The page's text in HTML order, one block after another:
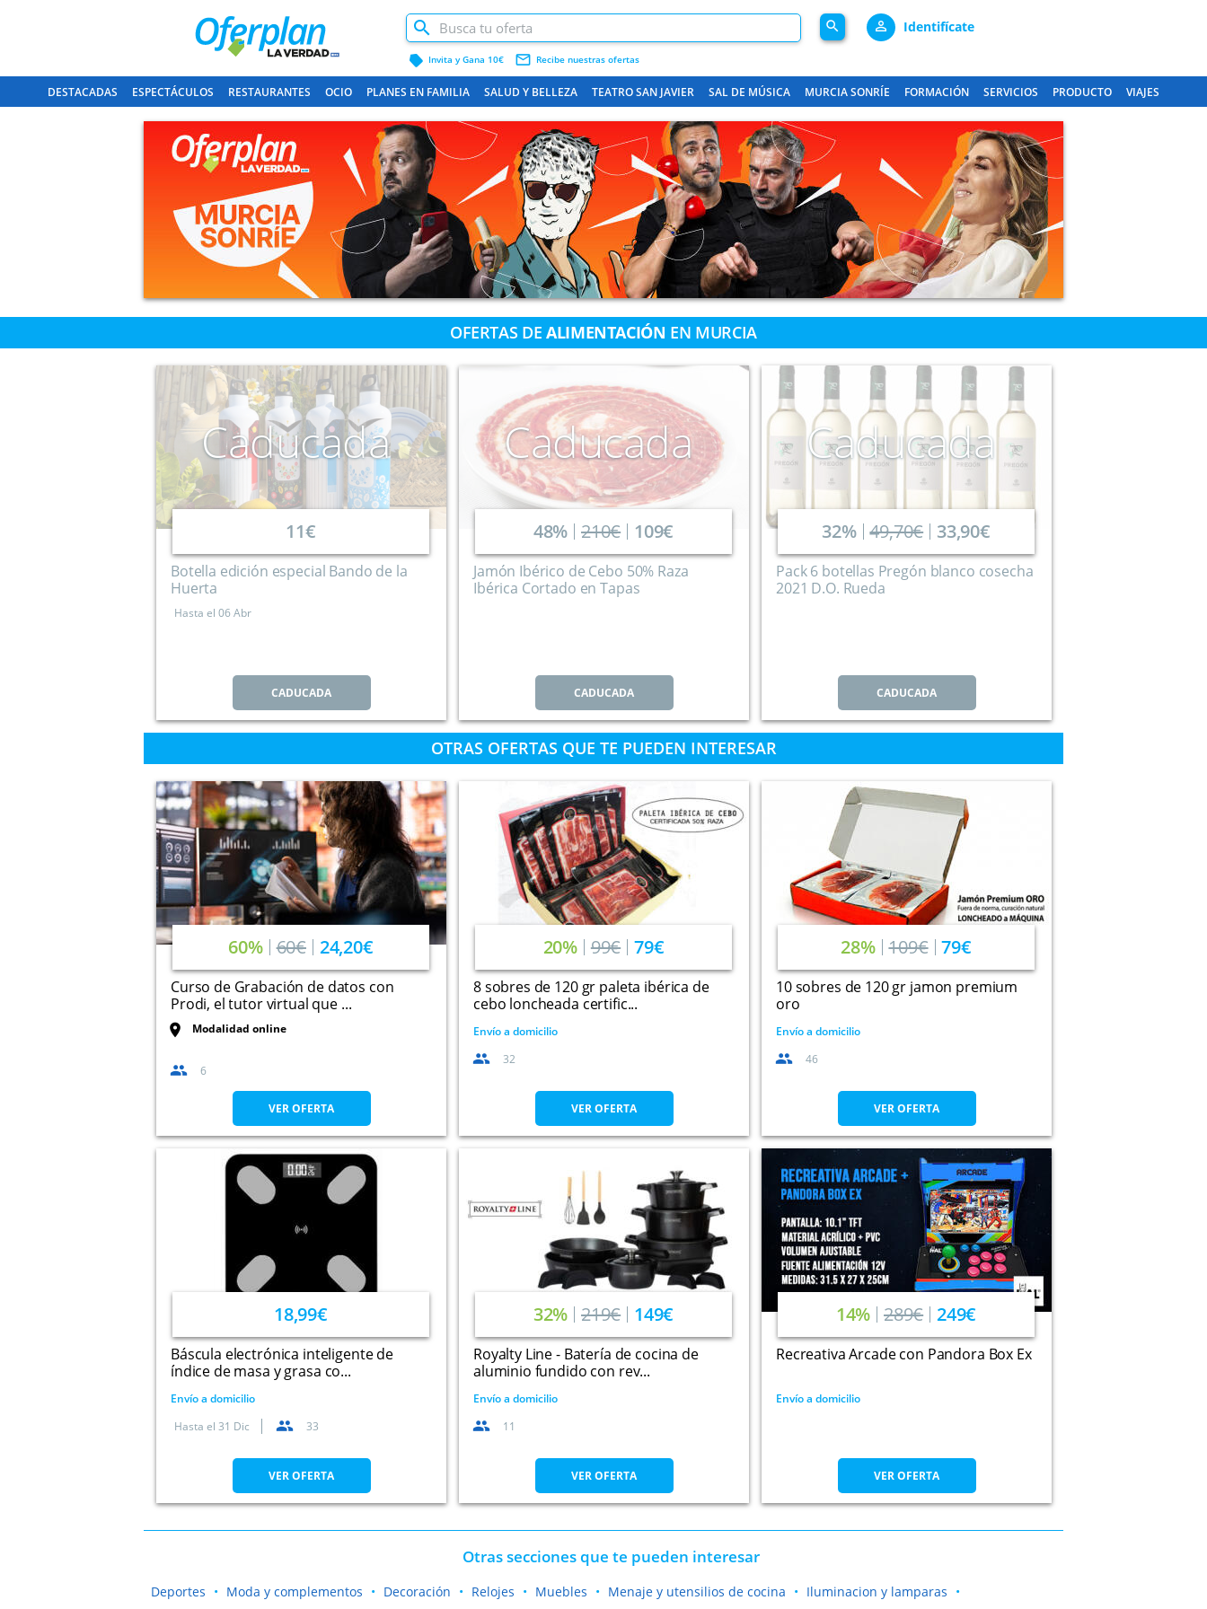
label Invita y Gana 10€ mail_outline Recibe nuestras ofertas
search person_outline Identifícate
DESTACADAS ESPECTÁCULOS RESTAURANTES OCIO PLANES EN FAMILIA SALUD Y BELLEZA TEATRO SAN JAVIER SAL DE MÚSICA MURCIA SONRÍE FORMACIÓN SERVICIOS PRODUCTO VIAJES
CARTAGENA Y COSTA
OFERTAS DE ALIMENTACIÓN EN MURCIA
Caducada
11€
Botella edición especial Bando de la
Huerta
Hasta el 06 Abr
CADUCADA
Caducada
48% 210€ 109€
Jamón Ibérico de Cebo 50% Raza
Ibérica Cortado en Tapas
CADUCADA
Caducada
32% 49,70€ 33,90€
Pack 6 botellas Pregón blanco cosecha
2021 D.O. Rueda
CADUCADA
OTRAS OFERTAS QUE TE PUEDEN INTERESAR
60% 60€ 24,20€
Curso de Grabación de datos con
Prodi, el tutor virtual que ...
Modalidad online
6
VER OFERTA
20% 99€ 79€
8 sobres de 120 gr paleta ibérica de
cebo loncheada certific...
Envío a domicilio
32
VER OFERTA
28% 109€ 79€
10 sobres de 120 gr jamon premium
oro
Envío a domicilio
46
VER OFERTA
18,99€
Báscula electrónica inteligente de
índice de masa y grasa co...
Envío a domicilio
Hasta el 31 Dic 33
VER OFERTA
32% 219€ 149€
Royalty Line - Batería de cocina de
aluminio fundido con rev...
Envío a domicilio
11
VER OFERTA
14% 289€ 249€
Recreativa Arcade con Pandora Box Ex
Envío a domicilio
VER OFERTA
Otras secciones que te pueden interesar
Deportes Moda y complementos Decoración Relojes Muebles Menaje y utensilios de cocina Iluminacion y lamparas